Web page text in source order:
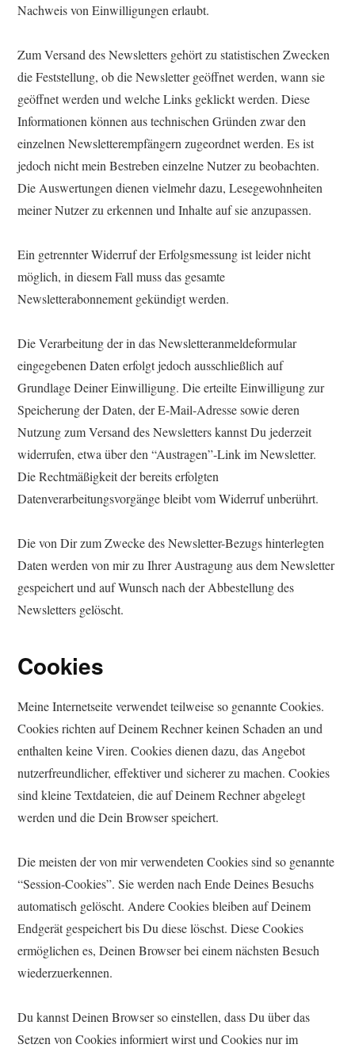
Nachweis von Einwilligungen erlaubt.
Zum Versand des Newsletters gehört zu statistischen Zwecken
die Feststellung, ob die Newsletter geöffnet werden, wann sie
geöffnet werden und welche Links geklickt werden. Diese
Informationen können aus technischen Gründen zwar den
einzelnen Newsletterempfängern zugeordnet werden. Es ist
jedoch nicht mein Bestreben einzelne Nutzer zu beobachten.
Die Auswertungen dienen vielmehr dazu, Lesegewohnheiten
meiner Nutzer zu erkennen und Inhalte auf sie anzupassen.
Ein getrennter Widerruf der Erfolgsmessung ist leider nicht
möglich, in diesem Fall muss das gesamte
Newsletterabonnement gekündigt werden.
Die Verarbeitung der in das Newsletteranmeldeformular
eingegebenen Daten erfolgt jedoch ausschließlich auf
Grundlage Deiner Einwilligung. Die erteilte Einwilligung zur
Speicherung der Daten, der E-Mail-Adresse sowie deren
Nutzung zum Versand des Newsletters kannst Du jederzeit
widerrufen, etwa über den “Austragen”-Link im Newsletter.
Die Rechtmäßigkeit der bereits erfolgten
Datenverarbeitungsvorgänge bleibt vom Widerruf unberührt.
Die von Dir zum Zwecke des Newsletter-Bezugs hinterlegten
Daten werden von mir zu Ihrer Austragung aus dem Newsletter
gespeichert und auf Wunsch nach der Abbestellung des
Newsletters gelöscht.
Cookies
Meine Internetseite verwendet teilweise so genannte Cookies.
Cookies richten auf Deinem Rechner keinen Schaden an und
enthalten keine Viren. Cookies dienen dazu, das Angebot
nutzerfreundlicher, effektiver und sicherer zu machen. Cookies
sind kleine Textdateien, die auf Deinem Rechner abgelegt
werden und die Dein Browser speichert.
Die meisten der von mir verwendeten Cookies sind so genannte
“Session-Cookies”. Sie werden nach Ende Deines Besuchs
automatisch gelöscht. Andere Cookies bleiben auf Deinem
Endgerät gespeichert bis Du diese löschst. Diese Cookies
ermöglichen es, Deinen Browser bei einem nächsten Besuch
wiederzuerkennen.
Du kannst Deinen Browser so einstellen, dass Du über das
Setzen von Cookies informiert wirst und Cookies nur im